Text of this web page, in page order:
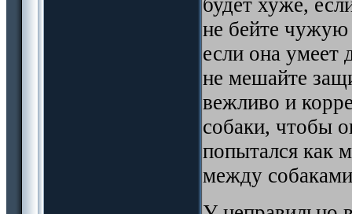
не бейте чужую
если она умеет
не мешайте
вежливо и
собаки, чтобы
попытался как
между